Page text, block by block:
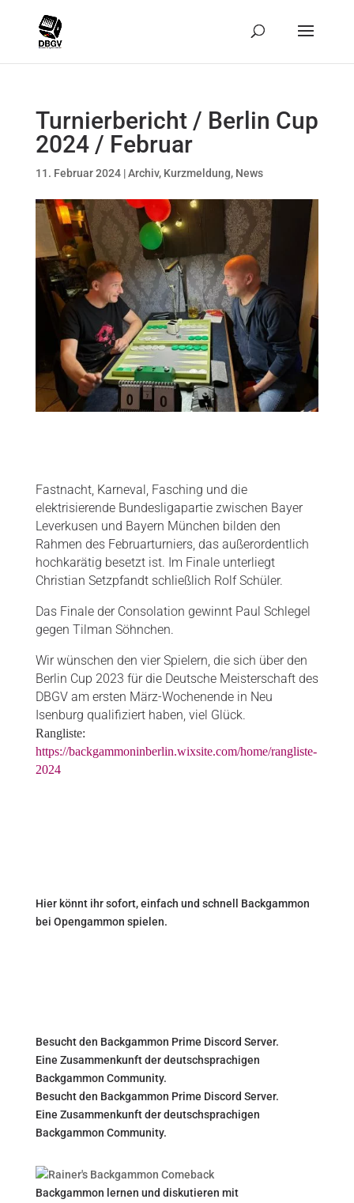
Turnierbericht / Berlin Cup
2024 / Februar
11. Februar 2024|Archiv, Kurzmeldung, News
Fastnacht, Karneval, Fasching und die
elektrisierende Bundesligapartie zwischen Bayer
Leverkusen und Bayern München bilden den
Rahmen des Februarturniers, das außerordentlich
hochkarätig besetzt ist. Im Finale unterliegt
Christian Setzpfandt schließlich Rolf Schüler.
Das Finale der Consolation gewinnt Paul Schlegel
gegen Tilman Söhnchen.
Wir wünschen den vier Spielern, die sich über den
Berlin Cup 2023 für die Deutsche Meisterschaft des
DBGV am ersten März-Wochenende in Neu
Isenburg qualifiziert haben, viel Glück.
Rangliste:
https://backgammoninberlin.wixsite.com/home/rangliste-
2024
Hier könnt ihr sofort, einfach und schnell Backgammon
bei Opengammon spielen.
Besucht den Backgammon Prime Discord Server.
Eine Zusammenkunft der deutschsprachigen
Backgammon Community.
Besucht den Backgammon Prime Discord Server.
Eine Zusammenkunft der deutschsprachigen
Backgammon Community.
Backgammon lernen und diskutieren mit